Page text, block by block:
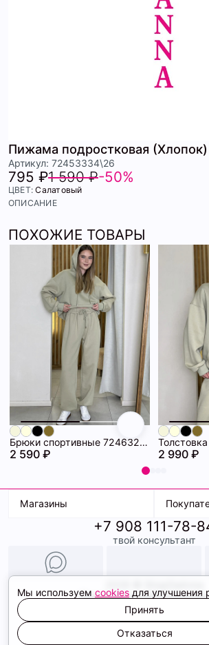
Пижама подростковая
Артикул: 72453334\26
795 ₽1 590 ₽-50%
ЦВЕТ:Салатовый
ОПИСАНИЕ
ПОХОЖИЕ ТОВАРЫ
Брюки спортивные 72463271\709
2 590 ₽ 2 990 ₽
Магазины
ТК Терминал
ТРК Континент
Доставка
Условия
Образы
+7 908 111-78-
твой консультант
Политика
Соглашение cookie
Сайт создали
Мы используем cookies для улучшения
Принять
Отказаться